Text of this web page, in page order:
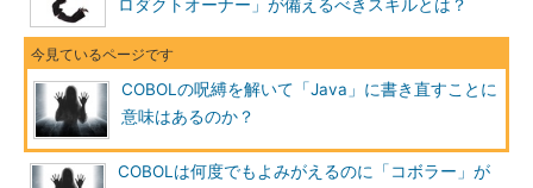
ロダクトオーナー」が備えるべきスキルとは？
COBOLの呪縛を解いて「Java」に書き直すことに
意味はあるのか？
COBOLは何度でもよみがえるのに「コボラー」が